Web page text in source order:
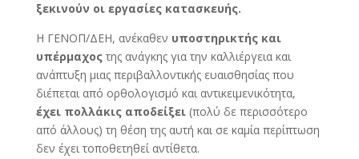
ξεκινούν οι εργασίες κατασκευής.
Η ΓΕΝΟΠ/ΔΕΗ, ανέκαθεν υποστηρικτής και
υπέρμαχοςτης ανάγκης για την καλλιέργεια και
ανάπτυξη μιας περιβαλλοντικής ευαισθησίας που
διέπεται από ορθολογισμό και αντικειμενικότητα,
έχει πολλάκις αποδείξει(πολύ δε περισσότερο
από άλλους) τη θέση της αυτή και σε καμία περίπτωση
δεν έχει τοποθετηθεί αντίθετα.